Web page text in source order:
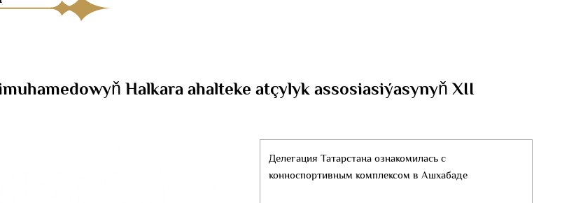
Halkara ahalteke atçylyk assosiasiýasynyň XII
Делегация Татарстана ознакомилась с
конноспортивным комплексом в Ашхабаде